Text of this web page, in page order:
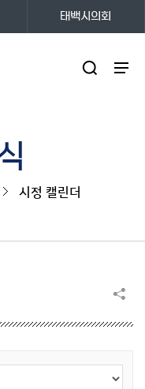
태백시의회
시정 캘린더